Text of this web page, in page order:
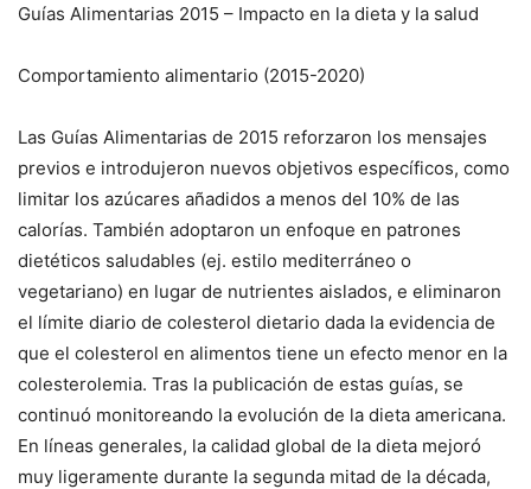
Guías Alimentarias 2015 – Impacto en la dieta y la salud
Comportamiento alimentario (2015-2020)
Las Guías Alimentarias de 2015 reforzaron los mensajes
previos e introdujeron nuevos objetivos específicos, como
limitar los azúcares añadidos a menos del 10% de las
calorías. También adoptaron un enfoque en patrones
dietéticos saludables (ej. estilo mediterráneo o
vegetariano) en lugar de nutrientes aislados, e eliminaron
el límite diario de colesterol dietario dada la evidencia de
que el colesterol en alimentos tiene un efecto menor en la
colesterolemia. Tras la publicación de estas guías, se
continuó monitoreando la evolución de la dieta americana.
En líneas generales, la calidad global de la dieta mejoró
muy ligeramente durante la segunda mitad de la década,